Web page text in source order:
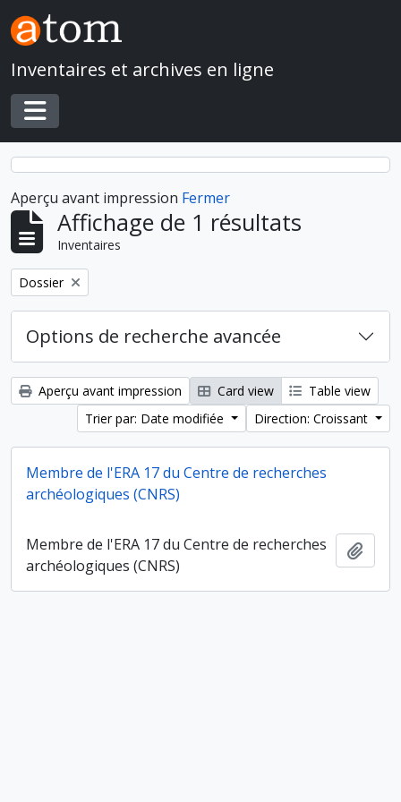
Skip to main content
Inventaires et archives en ligne
Toggle navigation
Aperçu avant impression Fermer
Affichage de 1 résultats
Inventaires
Remove filter:
Dossier
Options de recherche avancée
Aperçu avant impression Card view
Table view
Trier par: Date modifiée
Direction: Croissant
Membre de l'ERA 17 du Centre de recherches
archéologiques (CNRS)
Membre de l'ERA 17 du Centre de recherches
archéologiques (CNRS)